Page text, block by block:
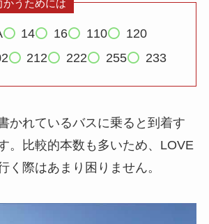
かうためには
14 16 110
120
212 222 255 233
かれているバスに乗ると到着す
。比較的本数も多いため、LOVE
く際はあまり困りません。